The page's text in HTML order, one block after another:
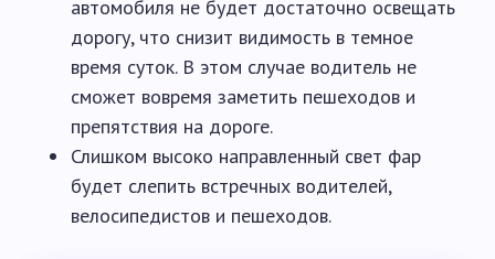
автомобиля не будет достаточно освещать
дорогу, что снизит видимость в темное
время суток. В этом случае водитель не
сможет вовремя заметить пешеходов и
препятствия на дороге.
Слишком высоко направленный свет фар
будет слепить встречных водителей,
велосипедистов и пешеходов.